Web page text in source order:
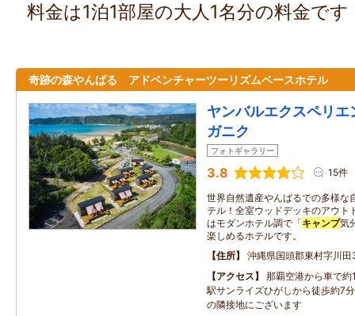
料金は1泊1部屋の大人1名分の料金で
奇跡の森やんばる アドベンチャーツーリズムベースホテル
ヤンバルエクスペリ
ガニク
フォトギャラリー
3.8 15件
世界自然遺産やんばるでの多様な
テル！全室ウッドデッキのアウト
はモダンホテル調で「キャンプ気
楽しめるホテルです。
住所
沖縄県国頭郡東村字川田
アクセス
那覇空港から車で
駅サンライズひがしから徒歩約7
の隣接地にございます